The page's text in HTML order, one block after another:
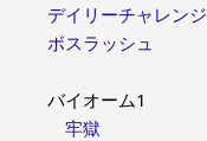
デイリーチャレンジ
ボスラッシュ
バイオーム1
牢獄